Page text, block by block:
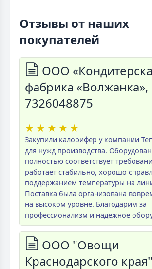
Отзывы от наших
покупателей
ООО
фабрика
7326048875
★ ★ ★ ★ ★
Закупили калорифер у компании
для нужд производства.
полностью соответствует
работает стабильно, хорошо
поддержанием температуры на
Поставка была организована
на высоком уровне. Благодарим за
профессионализм и надежное
ООО "Овощи
Краснодарского